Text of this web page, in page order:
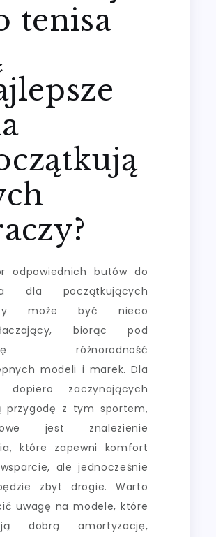
tenisa
odpowiednich butów do
dla początkujących
może być nieco
biorąc pod
różnorodność
modeli i marek. Dla
dopiero zaczynających
przygodę z tym sportem,
jest znalezienie
które zapewni komfort
ale jednocześnie
zbyt drogie. Warto
uwagę na modele, które
dobrą amortyzację,